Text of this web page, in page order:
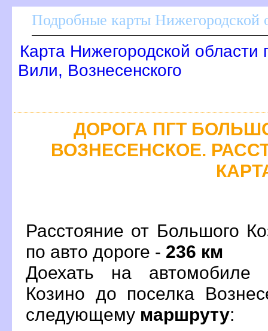
Подробные карты Нижегородской
Карта Нижегородской области
или, Вознесенского
ДОРОГА ПГТ
ОЗНЕСЕНСКОЕ.
Расстояние от Большого
по авто дороге - 236 км
Доехать на
Козино до поселка
следующему маршруту: